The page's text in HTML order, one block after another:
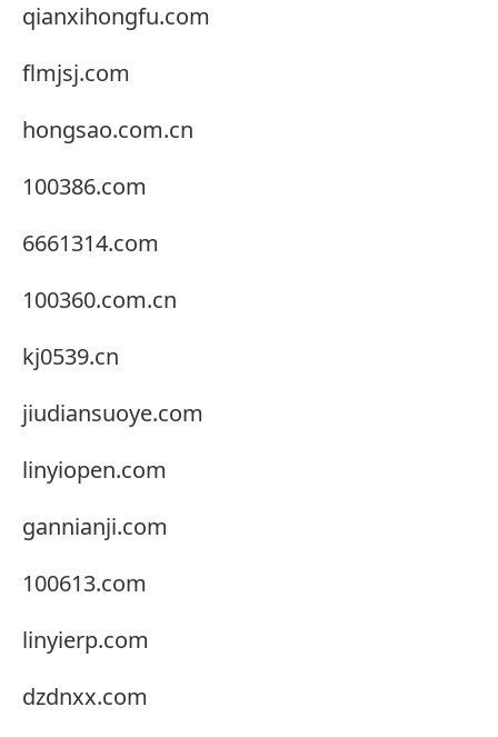
qianxihongfu.com
flmjsj.com
hongsao.com.cn
100386.com
6661314.com
100360.com.cn
kj0539.cn
jiudiansuoye.com
linyiopen.com
gannianji.com
100613.com
linyierp.com
dzdnxx.com